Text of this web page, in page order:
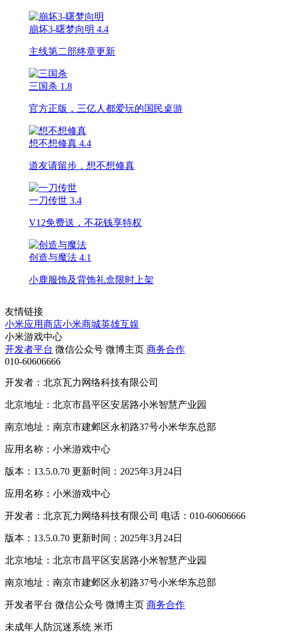
崩坏3-曙梦向明 4.4
主线第二部终章更新
三国杀 1.8
官方正版，三亿人都爱玩的国民桌游
想不想修真 4.4
道友请留步，想不想修真
一刀传世 3.4
V12免费送，不花钱享特权
创造与魔法 4.1
小鹿服饰及背饰礼盒限时上架
友情链接
小米应用商店小米商城英雄互娱
小米游戏中心
开发者平台 微信公众号 微博主页 商务合作
010-60606666
开发者：北京瓦力网络科技有限公司
北京地址：北京市昌平区安居路小米智慧产业园
南京地址：南京市建邺区永初路37号小米华东总部
应用名称：小米游戏中心
版本：13.5.0.70 更新时间：2025年3月24日
应用名称：小米游戏中心
开发者：北京瓦力网络科技有限公司 电话：010-60606666
版本：13.5.0.70 更新时间：2025年3月24日
北京地址：北京市昌平区安居路小米智慧产业园
南京地址：南京市建邺区永初路37号小米华东总部
开发者平台 微信公众号 微博主页 商务合作
未成年人防沉迷系统 米币